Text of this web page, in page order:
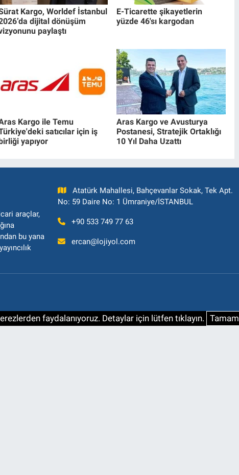
Kargo, Worldef İstanbul
dijital dönüşüm
paylaştı
E-Ticarette şikayetlerin
yüzde 46'sı kargodan
Kargo ile Temu
satıcılar için iş
yapıyor
Aras Kargo ve Avusturya
Postanesi, Stratejik Ortaklığı
10 Yıl Daha Uzattı
araçlar,
bu yana
Atatürk Mahallesi, Bahçevanlar Sokak, Tek Apt.
No: 59 Daire No: 1 Ümraniye/İSTANBUL
+90 533 749 77 63
ercan@lojiyol.com
faydalanıyoruz. Detaylar için lütfen tıklayın. Tamam